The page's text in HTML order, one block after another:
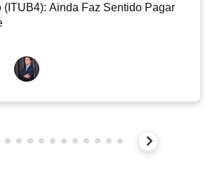
(ITUB4): Ainda Faz Sentido Pagar